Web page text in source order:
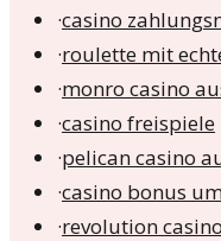
·casino
·roulette mit
·monro casino
·casino freispiele
·pelican casino
·casino bonus
·revolution